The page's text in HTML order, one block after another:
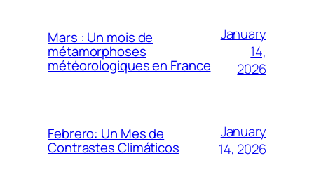
Mars : Un mois de
métamorphoses
météorologiques en France
January
14,
2026
Febrero: Un Mes de
Contrastes Climáticos
January
14, 2026